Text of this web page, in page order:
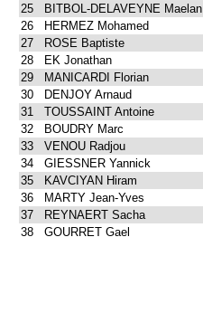
25
BITBOL-DELAVEYNE Maelan
26
HERMEZ Mohamed
27
ROSE Baptiste
28
EK Jonathan
29
MANICARDI Florian
30
DENJOY Arnaud
31
TOUSSAINT Antoine
32
BOUDRY Marc
33
VENOU Radjou
34
GIESSNER Yannick
35
KAVCIYAN Hiram
36
MARTY Jean-Yves
37
REYNAERT Sacha
38
GOURRET Gael